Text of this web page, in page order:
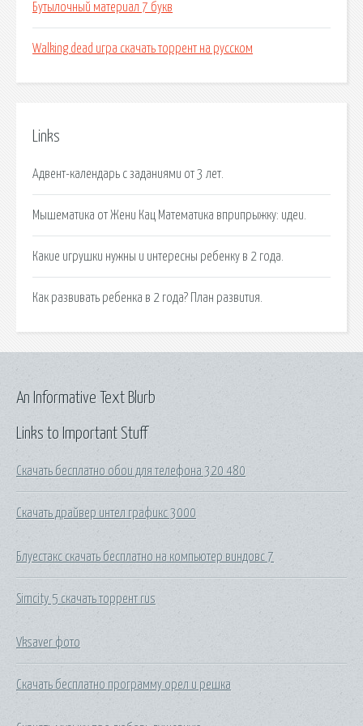
Бутылочный материал 7 букв
Walking dead игра скачать торрент на русском
Links
Адвент-календарь с заданиями от 3 лет.
Мышематика от Жени Кац Математика вприпрыжку: идеи.
Какие игрушки нужны и интересны ребенку в 2 года.
Как развивать ребенка в 2 года? План развития.
Links to Important Stuff
Скачать бесплатно обои для телефона 320 480
Скачать драйвер интел графикс 3000
Блуестакс скачать бесплатно на компьютер виндовс 7
Simcity 5 скачать торрент rus
Vksaver фото
Скачать бесплатно программу орел и решка
An Informative Text Blurb